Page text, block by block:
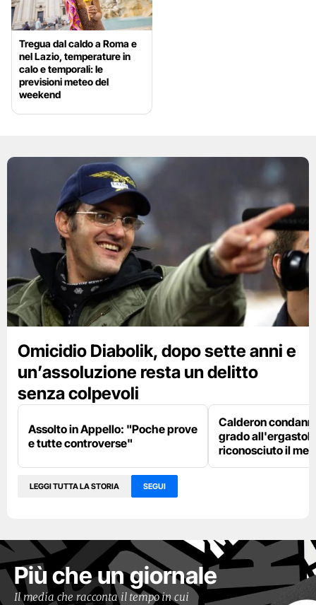
Tregua dal caldo a Roma e
nel Lazio, temperature in
calo e temporali: le
previsioni meteo del
weekend
Omicidio Diabolik, dopo sette anni e
un’assoluzione resta un delitto
senza colpevoli
Assolto in Appello: "Poche prove
e tutte controverse"
Calderon
grado
riconosciuto il
LEGGI TUTTA LA STORIA SEGUI
Più che un giornale
Il media che racconta il tempo in cui